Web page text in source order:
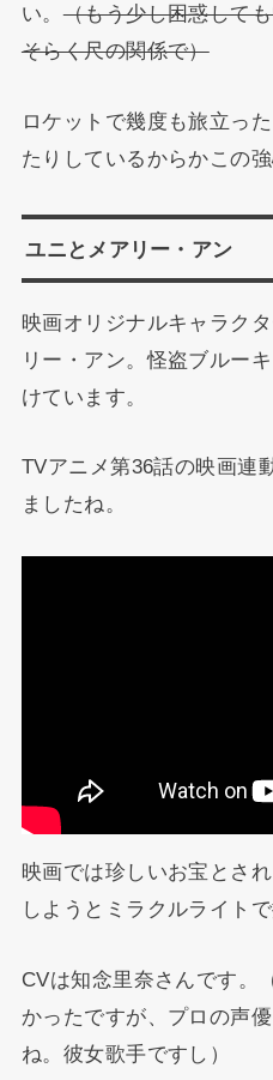
い。（もう少し困惑して
そらく尺の関係で）
ロケットで幾度も旅立っ
たりしているからかこの強
ユニとメアリー・アン
映画オリジナルキャラク
リー・アン。怪盗ブルー
けています。
TVアニメ第36話の映画連
ましたね。
映画では珍しいお宝とさ
しようとミラクルライト
CVは知念里奈さんです。
かったですが、プロの声
ね。彼女歌手ですし）